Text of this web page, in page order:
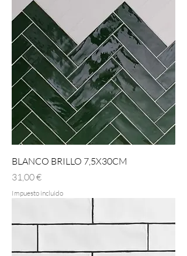
BLANCO BRILLO 7,5X30CM
Precio
31,00 €
Impuesto incluido